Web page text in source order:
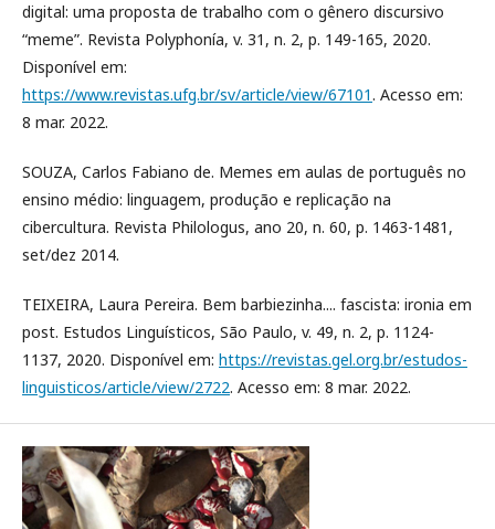
digital: uma proposta de trabalho com o gênero discursivo
“meme”. Revista Polyphonía, v. 31, n. 2, p. 149-165, 2020.
Disponível em:
https://www.revistas.ufg.br/sv/article/view/67101. Acesso em:
8 mar. 2022.
SOUZA, Carlos Fabiano de. Memes em aulas de português no
ensino médio: linguagem, produção e replicação na
cibercultura. Revista Philologus, ano 20, n. 60, p. 1463-1481,
set/dez 2014.
TEIXEIRA, Laura Pereira. Bem barbiezinha.... fascista: ironia em
post. Estudos Linguísticos, São Paulo, v. 49, n. 2, p. 1124-
1137, 2020. Disponível em: https://revistas.gel.org.br/estudos-
linguisticos/article/view/2722. Acesso em: 8 mar. 2022.